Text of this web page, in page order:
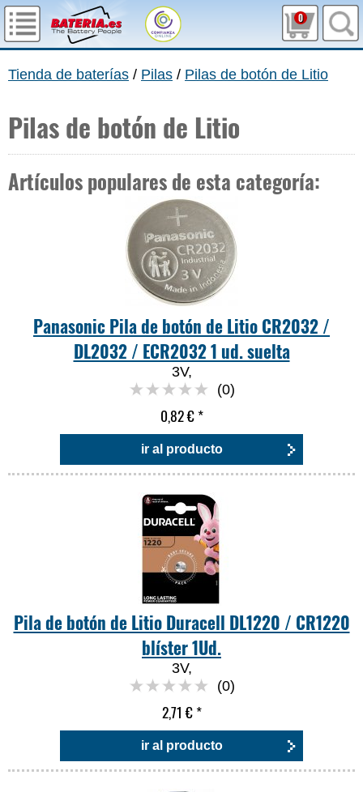
0
Tienda de baterías / Pilas / Pilas de botón de Litio
Pilas de botón de Litio
Artículos populares de esta categoría:
Panasonic Pila de botón de Litio CR2032 /
DL2032 / ECR2032 1 ud. suelta
3V,
(0)
0,82 €*
ir al producto
Pila de botón de Litio Duracell DL1220 / CR1220
blíster 1Ud.
3V,
(0)
2,71 €*
ir al producto